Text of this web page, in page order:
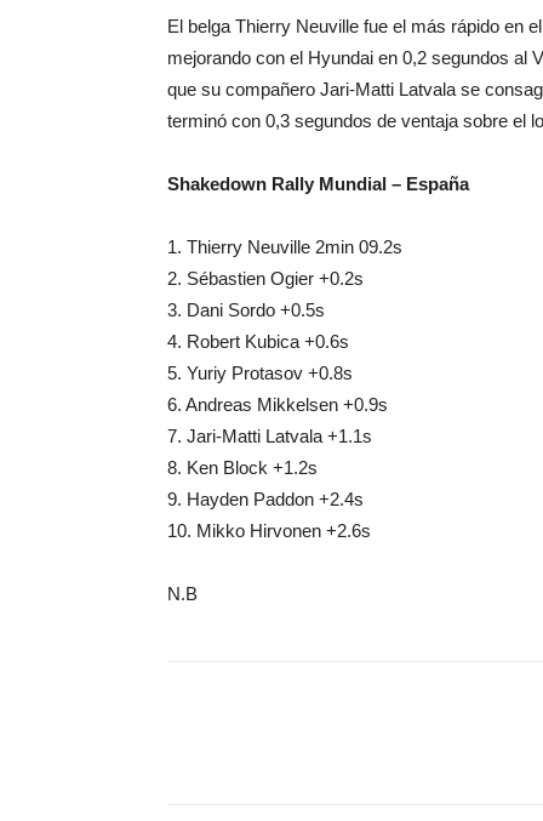
El belga Thierry Neuville fue el más rápido en
mejorando con el Hyundai en 0,2 segundos al
que su compañero Jari-Matti Latvala se
terminó con 0,3 segundos de ventaja sobre el
Shakedown Rally Mundial – España
1. Thierry Neuville 2min 09.2s
2. Sébastien Ogier +0.2s
3. Dani Sordo +0.5s
4. Robert Kubica +0.6s
5. Yuriy Protasov +0.8s
6. Andreas Mikkelsen +0.9s
7. Jari-Matti Latvala +1.1s
8. Ken Block +1.2s
9. Hayden Paddon +2.4s
10. Mikko Hirvonen +2.6s
N.B